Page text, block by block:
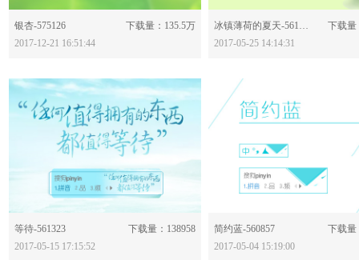
银杏-575126
下载量：135.5万
2017-12-21 16:51:44
分享：
冰镇薄荷的夏天-561875
下载量
2017-05-25 14:14:31
等待-561323
下载量：138958
2017-05-15 17:15:52
简约蓝-560857
下载量
2017-05-04 15:19:00